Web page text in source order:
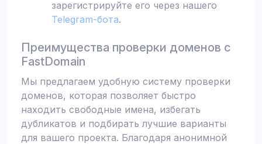
зарегистрируйте его через нашего
Telegram-бота.
Преимущества проверки доменов с
FastDomain
Мы предлагаем удобную систему проверки
доменов, которая позволяет быстро
находить свободные имена, избегать
дубликатов и подбирать лучшие варианты
для вашего проекта. Благодаря анонимной